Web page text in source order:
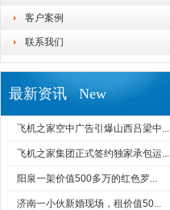
客户案例
联系我们
最新资讯 New
飞机之家空中广告引爆山西吕梁中...
飞机之家集团正式签约独家承包运...
阳泉一架价值500多万的红色罗...
济南一小伙新婚现场，租价值50...